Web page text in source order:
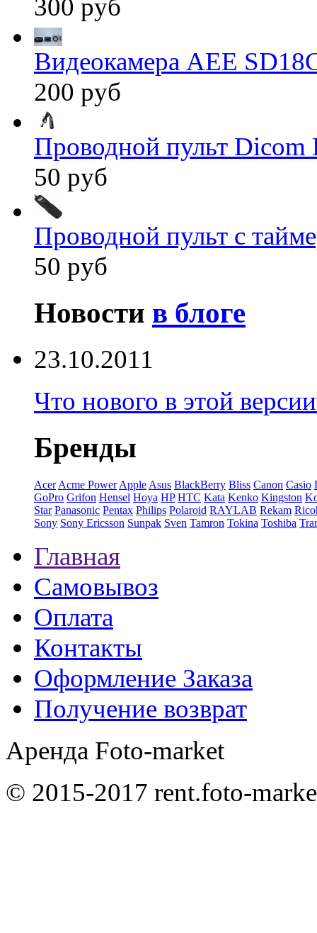
300 руб
Видеокамера AEE
200 руб
Проводной пульт
50 руб
Проводной пульт с
50 руб
Новости в блоге
23.10.2011
Что нового в этой
Бренды
Acer Acme Power Apple Asus BlackBerry Bliss Canon Casio
GoPro Grifon Hensel Hoya HP HTC Kata Kenko Kingston
Star Panasonic Pentax Philips Polaroid RAYLAB Rekam
Sony Sony Ericsson Sunpak Sven Tamron Tokina Toshiba
Главная
Самовывоз
Оплата
Контакты
Оформление Заказа
Получение возврат
Аренда Foto-market
© 2015-2017 rent.foto-